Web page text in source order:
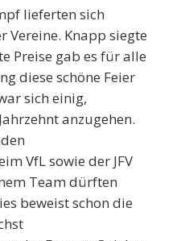
lieferten sich
Vereine. Knapp siegte
Preise gab es für alle
diese schöne Feier
sich einig,
anzugehen.
VfL sowie der JFV
Team dürften
beweist schon die